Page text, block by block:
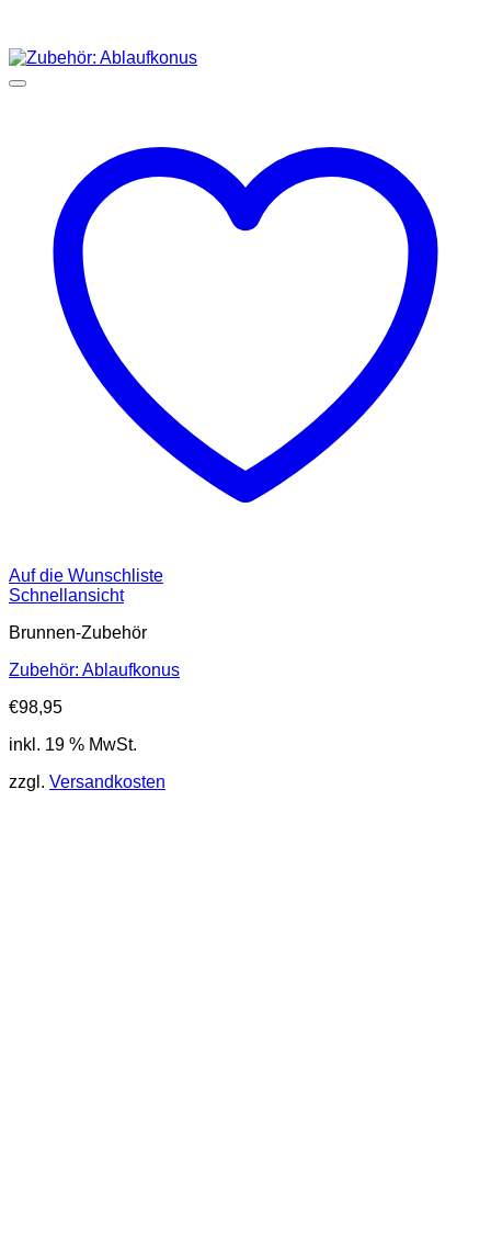
Auf die Wunschliste
Schnellansicht
Brunnen-Zubehör
Zubehör: Ablaufkonus
€98,95
inkl. 19 % MwSt.
zzgl. Versandkosten